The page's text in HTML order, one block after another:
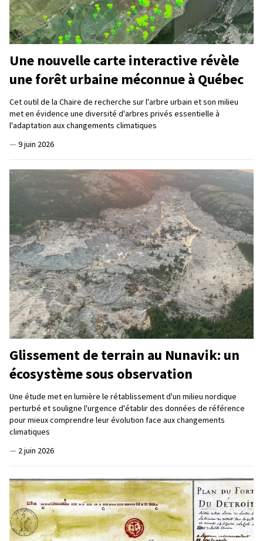
Une nouvelle carte interactive révèle
une forêt urbaine méconnue à Québec
Cet outil de la Chaire de recherche sur l'arbre urbain et son milieu
met en évidence une diversité d'arbres privés essentielle à
l'adaptation aux changements climatiques
— 9 juin 2026
Glissement de terrain au Nunavik: un
écosystème sous observation
Une étude met en lumière le rétablissement d'un milieu nordique
perturbé et souligne l'urgence d'établir des données de référence
pour mieux comprendre leur évolution face aux changements
climatiques
— 2 juin 2026